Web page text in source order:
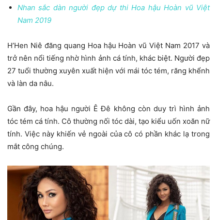
Nhan sắc dàn người đẹp dự thi Hoa hậu Hoàn vũ Việt
Nam 2019
H’Hen Niê đăng quang Hoa hậu Hoàn vũ Việt Nam 2017 và
trở nên nổi tiếng nhờ hình ảnh cá tính, khác biệt. Người đẹp
27 tuổi thường xuyên xuất hiện với mái tóc tém, răng khểnh
và làn da nâu.
Gần đây, hoa hậu người Ê Đê không còn duy trì hình ảnh
tóc tém cá tính. Cô thường nối tóc dài, tạo kiểu uốn xoăn nữ
tính. Việc này khiến vẻ ngoài của cô có phần khác lạ trong
mắt công chúng.